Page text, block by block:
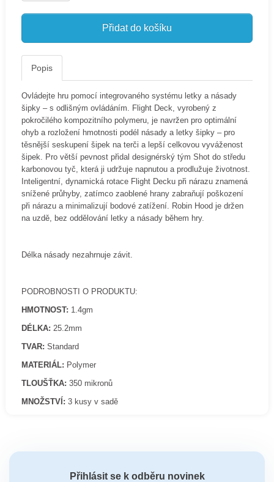
Přidat do košíku
Popis
Ovládejte hru pomocí integrovaného systému letky a násady
šipky – s odlišným ovládáním. Flight Deck, vyrobený z
pokročilého kompozitního polymeru, je navržen pro optimální
ohyb a rozložení hmotnosti podél násady a letky šipky – pro
těsnější seskupení šipek na terči a lepší celkovou vyváženost
šipek. Pro větší pevnost přidal designérský tým Shot do středu
karbonovou tyč, která ji udržuje napnutou a prodlužuje životnost.
Inteligentní, dynamická rotace Flight Decku při nárazu znamená
snížené průhyby, zatímco zaoblené hrany zabraňují poškození
při nárazu a minimalizují bodové zatížení. Robin Hood je držen
na uzdě, bez oddělování letky a násady během hry.
Délka násady nezahrnuje závit.
PODROBNOSTI O PRODUKTU:
HMOTNOST:1.4gm
DÉLKA: 25.2mm
TVAR:Standard
MATERIÁL: Polymer
TLOUŠŤKA: 350 mikronů
MNOŽSTVÍ: 3 kusy v sadě
Přihlásit se k odběru novinek